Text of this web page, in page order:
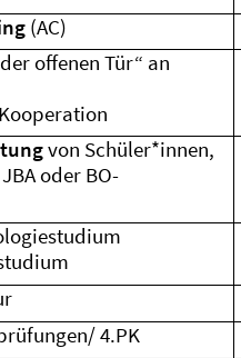
(AC)
offenen Tür“ an
von Schüler*innen,
oder BO-
4.PK